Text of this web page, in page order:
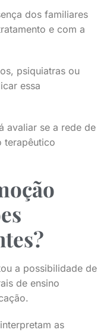
dos familiares
e com a
psiquiatras ou
essa
avaliar se a rede de
terapêutico
a possibilidade de
de ensino
as